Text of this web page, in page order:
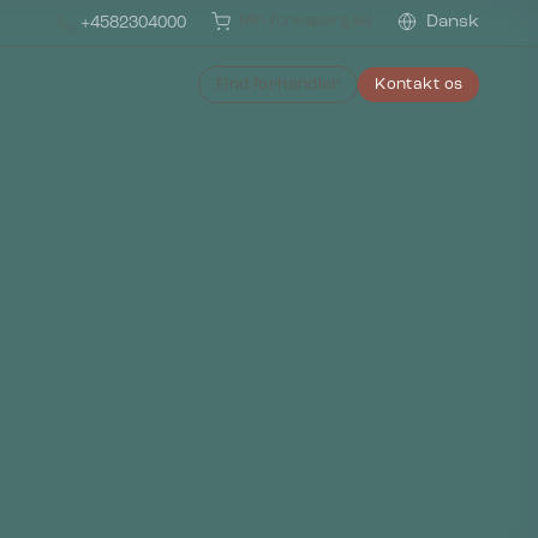
+4582304000 Dansk
Find forhandler Kontakt os